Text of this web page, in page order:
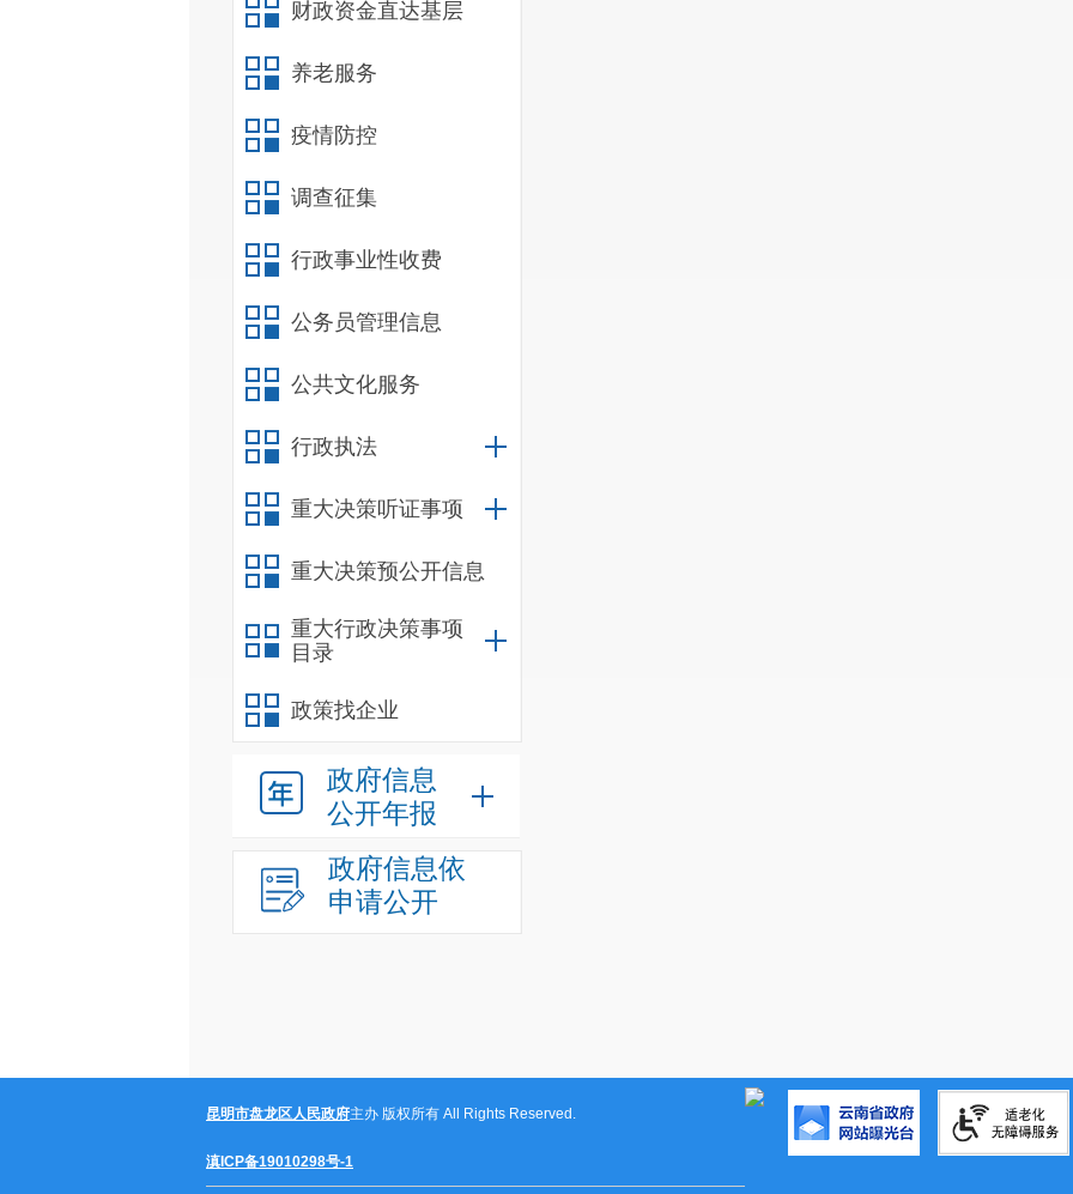
财政资金直达基层
养老服务
疫情防控
调查征集
行政事业性收费
公务员管理信息
公共文化服务
行政执法
重大决策听证事项
重大决策预公开信息
重大行政决策事项
目录
政策找企业
政府信息
公开年报
政府信息依
申请公开
昆明市盘龙区人民政府主办 版权所有 All Rights Reserved.
滇ICP备19010298号-1